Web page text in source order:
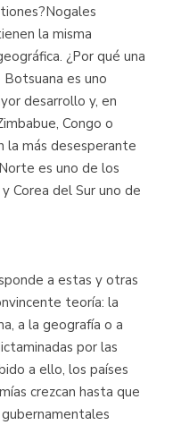
la misma
¿Por qué una
es uno
desarrollo y, en
Congo o
la más desesperante
es uno de los
Corea del Sur uno de
a estas y otras
teoría: la
a la geografía o a
por las
a ello, los países
crezcan hasta que